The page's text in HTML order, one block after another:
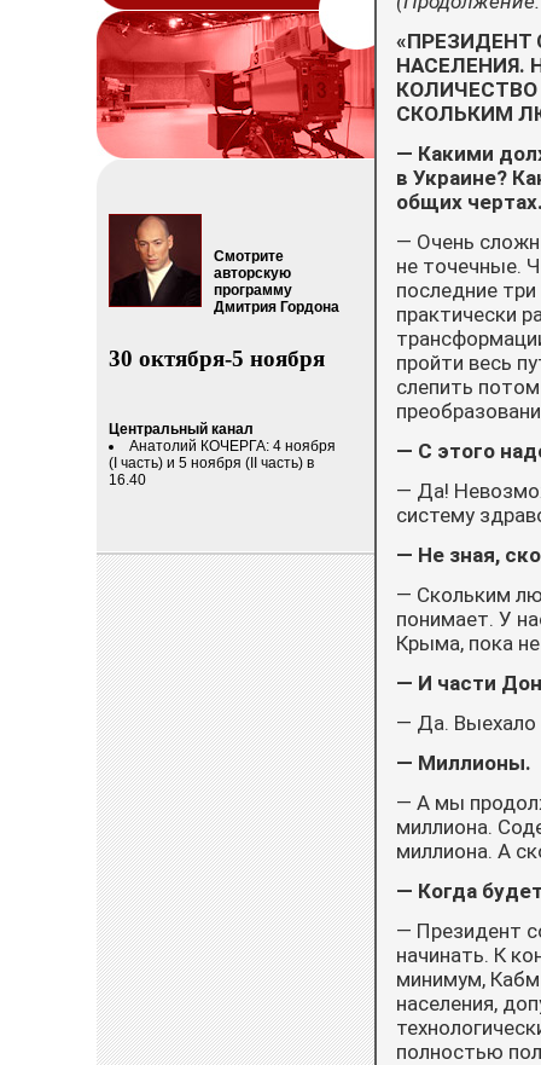
Смотрите
авторскую
программу
Дмитрия Гордона
30 октября-5 ноября
Центральный канал
Анатолий КОЧЕРГА: 4 ноября
(I часть) и 5 ноября (II часть) в
16.40
«ПРЕЗИДЕНТ
НАСЕЛЕНИЯ.
КОЛИЧЕСТВО
СКОЛЬКИМ
— Какими
в Ук­ра­и­не?
общих
— Очень
не точечные.
последние
практически
пройти весь
слепить
— С этого
— Да!
систему
— Не зная,
— Скольким
понимает. У
Крыма, пока
— И части
— Да.
— Миллионы.
— А мы
миллиона.
миллиона. А
— Когда
— Президент
начинать. К
минимум,
населения,
полностью